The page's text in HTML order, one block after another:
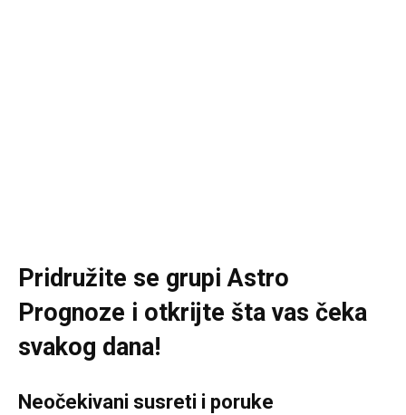
Pridružite se grupiAstro
Prognoze i otkrijte šta vas čeka
svakog dana!
Neočekivani susreti i poruke